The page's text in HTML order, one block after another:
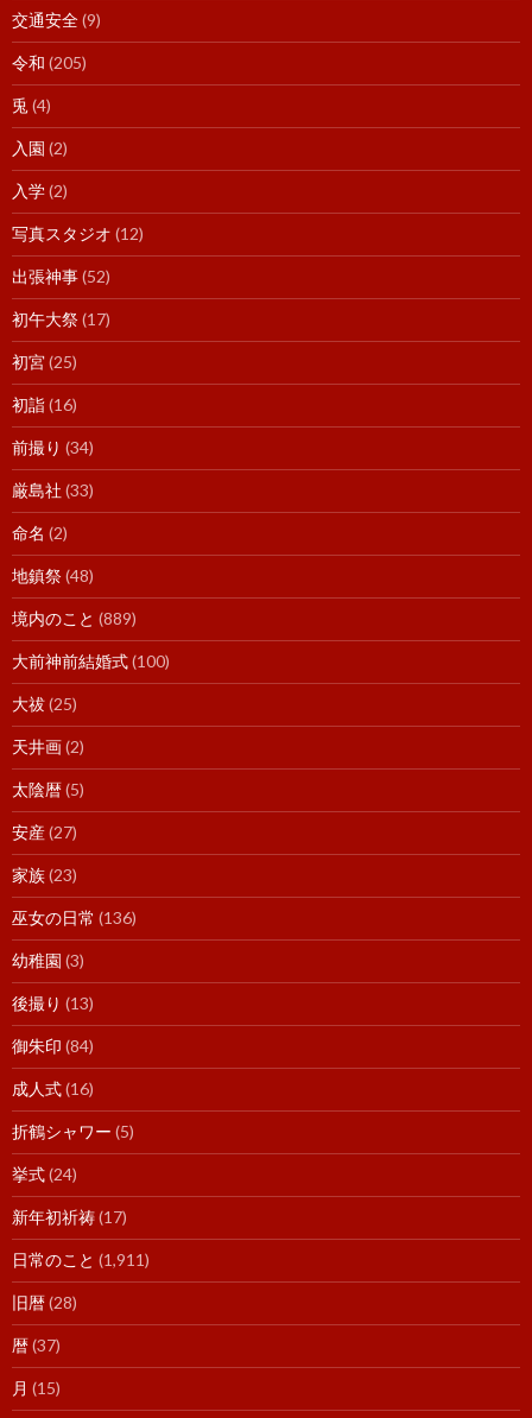
交通安全(9)
令和 (205)
兎 (4)
入園 (2)
入学(2)
写真スタジオ (12)
出張神事(52)
初午大祭(17)
初宮(25)
初詣(16)
前撮り (34)
厳島社 (33)
命名 (2)
地鎮祭(48)
境内のこと (889)
大前神前結婚式(100)
大祓(25)
天井画(2)
太陰暦(5)
安産(27)
家族(23)
巫女の日常 (136)
幼稚園 (3)
後撮り (13)
御朱印 (84)
成人式(16)
折鶴シャワー (5)
挙式(24)
新年初祈祷(17)
日常のこと (1,911)
旧暦(28)
暦(37)
月 (15)